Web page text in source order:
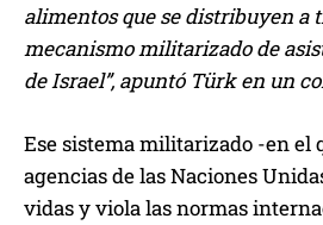
alimentos que se distribuyen a
mecanismo militarizado de
de Israel”, apuntó Türk en un
Ese sistema militarizado -en el
agencias de las Naciones
vidas y viola las normas